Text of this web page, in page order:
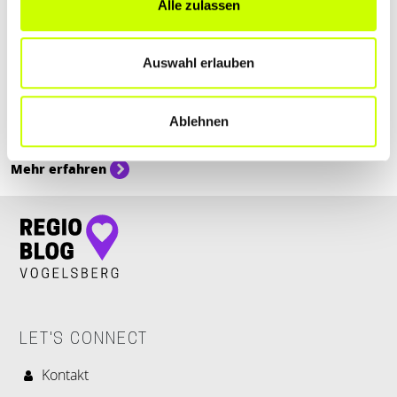
Alle zulassen
Auswahl erlauben
Ablehnen
IM …
Lass dich von unserer Auswahl inspirieren und finde das passende
Restaurant für dein Weihnachtsessen im Vogelsberg!
Mehr erfahren
LET'S CONNECT
Kontakt